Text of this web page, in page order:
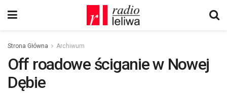
Strona Główna Archiwum
Off roadowe ściganie w Nowej
Dębie